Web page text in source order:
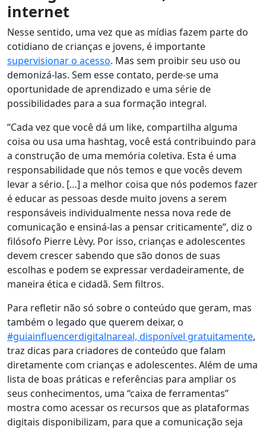
internet
Nesse sentido, uma vez que as mídias fazem parte do
cotidiano de crianças e jovens, é importante
supervisionar o acesso. Mas sem proibir seu uso ou
demonizá-las. Sem esse contato, perde-se uma
oportunidade de aprendizado e uma série de
possibilidades para a sua formação integral.
“Cada vez que você dá um like, compartilha alguma
coisa ou usa uma hashtag, você está contribuindo para
a construção de uma memória coletiva. Esta é uma
responsabilidade que nós temos e que vocês devem
levar a sério. […] a melhor coisa que nós podemos fazer
é educar as pessoas desde muito jovens a serem
responsáveis individualmente nessa nova rede de
comunicação e ensiná-las a pensar criticamente”, diz o
filósofo Pierre Lèvy. Por isso, crianças e adolescentes
devem crescer sabendo que são donos de suas
escolhas e podem se expressar verdadeiramente, de
maneira ética e cidadã. Sem filtros.
Para refletir não só sobre o conteúdo que geram, mas
também o legado que querem deixar, o
#guiainfluencerdigitalnareal, disponível gratuitamente,
traz dicas para criadores de conteúdo que falam
diretamente com crianças e adolescentes. Além de uma
lista de boas práticas e referências para ampliar os
seus conhecimentos, uma “caixa de ferramentas”
mostra como acessar os recursos que as plataformas
digitais disponibilizam, para que a comunicação seja